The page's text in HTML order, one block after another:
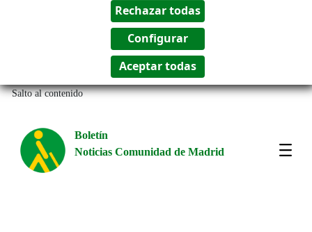
Salto al contenido
Boletín
Noticias Comunidad de Madrid